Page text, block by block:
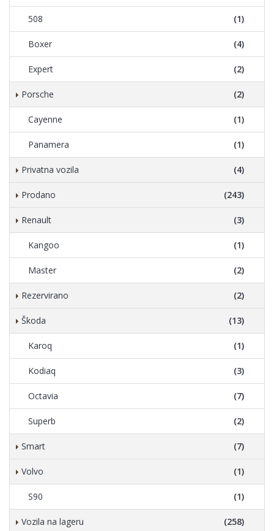
508 (1)
Boxer (4)
Expert (2)
Porsche (2)
Cayenne (1)
Panamera (1)
Privatna vozila (4)
Prodano (243)
Renault (3)
Kangoo (1)
Master (2)
Rezervirano (2)
Škoda (13)
Karoq (1)
Kodiaq (3)
Octavia (7)
Superb (2)
Smart (7)
Volvo (1)
S90 (1)
Vozila na lageru (258)